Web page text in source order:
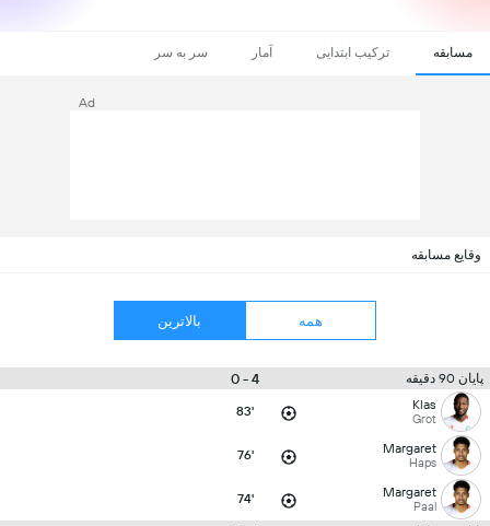
مسابقه ترکیب ابتدایی آمار سر به سر
Ad
وقایع مسابقه
همه بالاترین
پایان 90 دقیقه 4 - 0
Klas
Grot
83'
Margaret
Haps
76'
Margaret
Paal
74'